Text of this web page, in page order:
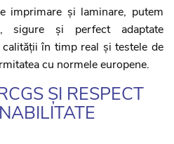
imprimare și laminare, putem
sigure și perfect adaptate
în timp real și testele de
cu normele europene.
ȘI RESPECT